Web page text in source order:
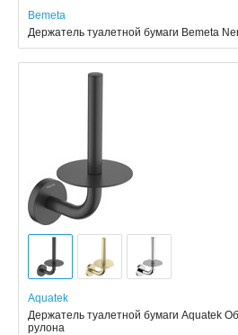
Bemeta
Держатель туалетной бумаги Bemeta
Aquatek
Держатель туалетной бумаги Aquatek
рулона